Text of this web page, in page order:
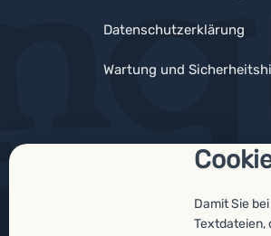
Damit Sie
Textdateien,
Datenschutzerklärung
Wartung und